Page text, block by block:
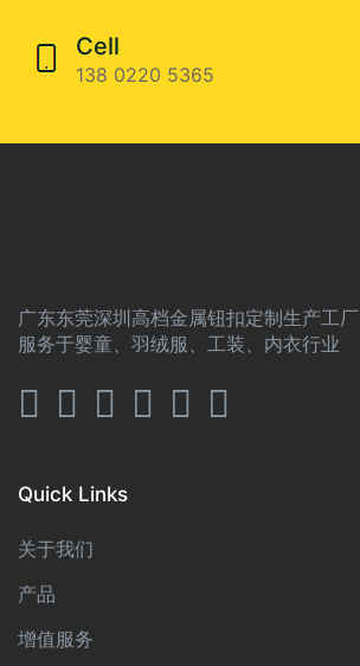
Cell
138 0220 5365
广东东莞深圳高档金属钮扣定制生产工厂
服务于婴童、羽绒服、工装、内衣行业
Quick Links
关于我们
产品
增值服务